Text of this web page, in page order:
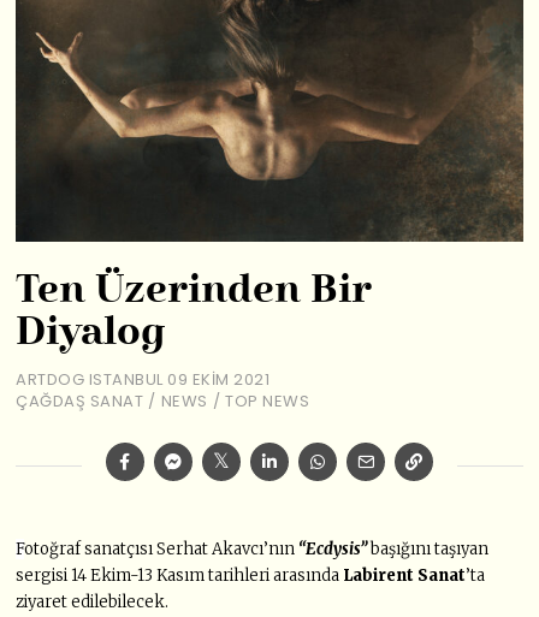
Ten Üzerinden Bir
Diyalog
ARTDOG ISTANBUL 09 EKIM 2021
ÇAĞDAŞ SANAT / NEWS / TOP NEWS
Fotoğraf sanatçısı Serhat Akavcı’nın “Ecdysis”başığını taşıyan
sergisi 14 Ekim-13 Kasım tarihleri arasında Labirent Sanat’ta
ziyaret edilebilecek.